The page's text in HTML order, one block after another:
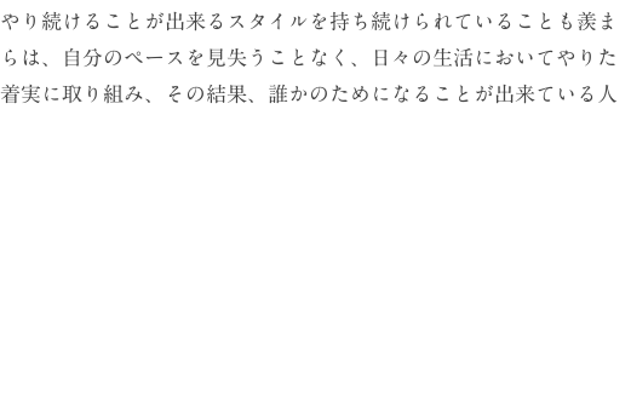
り続けることが出来るスタイルを持ち続けられていることも羨ま
は、自分のペースを見失うことなく、日々の生活においてやりた
実に取り組み、その結果、誰かのためになることが出来ている人